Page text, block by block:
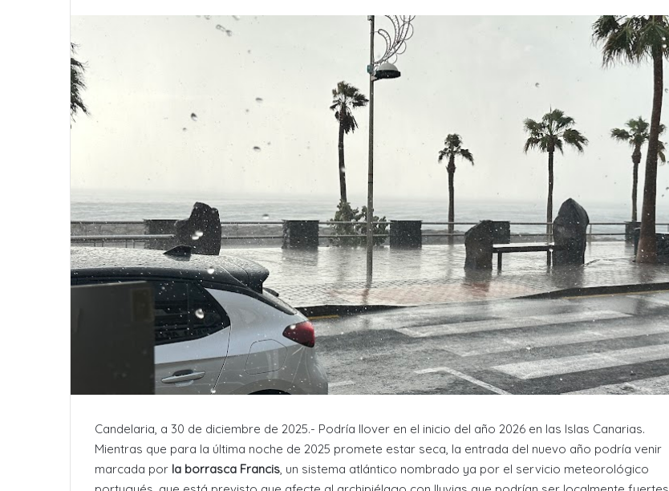
Candelaria, a 30 de diciembre de 2025.- Podría llover en el inicio del año 2026 en las Islas Canarias.
Mientras que para la última noche de 2025 promete estar seca, la entrada del nuevo año podría venir
marcada por la borrasca Francis, un sistema atlántico nombrado ya por el servicio meteorológico